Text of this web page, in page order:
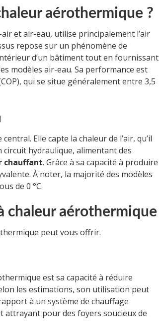
aérothermique ?
air et air-eau, utilise principalement l’air
repose sur un phénomène de
d’un bâtiment tout en fournissant
modèles air-eau. Sa performance est
qui se situe généralement entre 3,5
Elle capte la chaleur de l’air, qu’il
hydraulique, alimentant des
chauffant. Grâce à sa capacité à produire
À noter, la majorité des modèles
de 0 °C.
chaleur aérothermique
peut vous offrir.
est sa capacité à réduire
les estimations, son utilisation peut
à un système de chauffage
pour des foyers soucieux de